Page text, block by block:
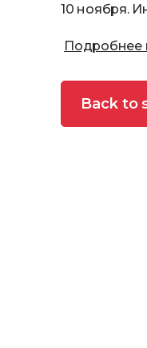
10 ноября.
Подробнее
Back to